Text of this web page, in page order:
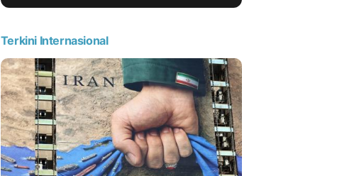
Terkini Internasional